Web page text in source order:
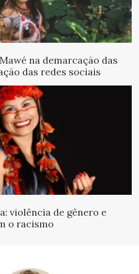
na demarcação das
das redes sociais
violência de gênero e
o racismo